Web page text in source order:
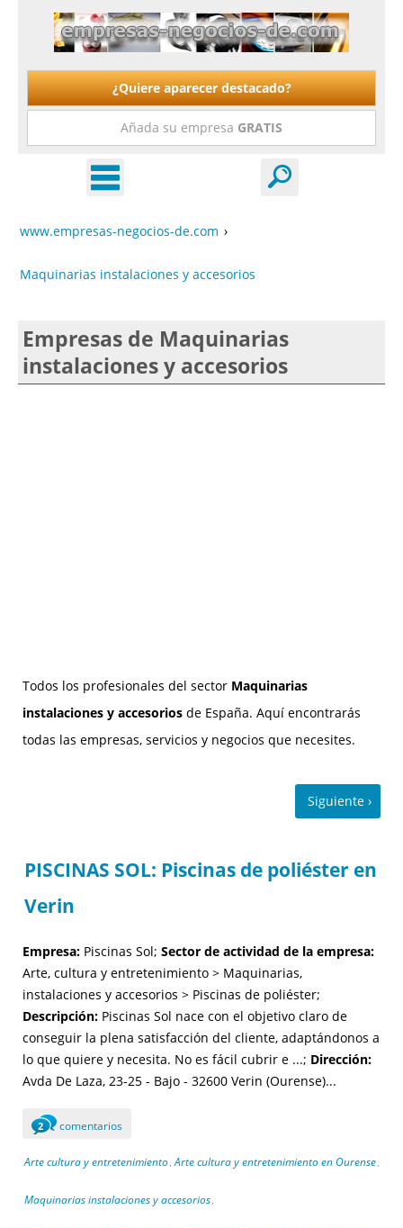
¿Quiere aparecer destacado?
Añada su empresa GRATIS
www.empresas-negocios-de.com ›
Maquinarias instalaciones y accesorios
Empresas de Maquinarias
instalaciones y accesorios
Todos los profesionales del sector Maquinarias
instalaciones y accesorios de España. Aquí encontrarás
todas las empresas, servicios y negocios que necesites.
PISCINAS SOL: Piscinas de poliéster en
Verin
Empresa: Piscinas Sol; Sector de actividad de la empresa:
Arte, cultura y entretenimiento > Maquinarias,
instalaciones y accesorios > Piscinas de poliéster;
Descripción: Piscinas Sol nace con el objetivo claro de
conseguir la plena satisfacción del cliente, adaptándonos a
lo que quiere y necesita. No es fácil cubrir e ...; Dirección:
Avda De Laza, 23-25 - Bajo - 32600 Verin (Ourense)...
2 comentarios
Arte cultura y entretenimiento , Arte cultura y entretenimiento en Ourense ,
Maquinarias instalaciones y accesorios ,